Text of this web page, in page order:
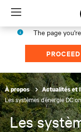
Menu
The page
PROCEED
À propos Actualités et
Les systèmes d’énergie DC
Les